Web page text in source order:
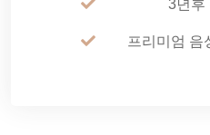
3년후
프리미엄 음